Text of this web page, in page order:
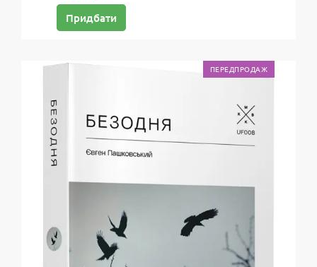
Придбати
ПЕРЕДПРОДАЖ